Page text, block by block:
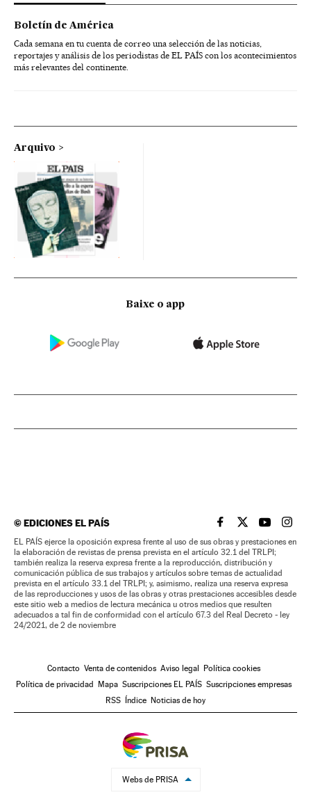
Boletín de América
Cada semana en tu cuenta de correo una selección de las noticias,
reportajes y análisis de los periodistas de EL PAÍS con los acontecimientos
más relevantes del continente.
Arquivo
Baixe o app
©EDICIONES EL PAÍS EL PAÍS BRASIL EN
EL PAÍSEL PAÍS
EL
EL PAÍS ejerce la oposición expresa frente al uso de sus obras y prestaciones en
la elaboración de revistas de prensa prevista en el artículo 32.1 del TRLPI;
también realiza la reserva expresa frente a la reproducción, distribución y
comunicación pública de sus trabajos y artículos sobre temas de actualidad
prevista en el artículo 33.1 del TRLPI; y, asimismo, realiza una reserva expresa
de las reproducciones y usos de las obras y otras prestaciones accesibles desde
este sitio web a medios de lectura mecánica u otros medios que resulten
adecuados a tal fin de conformidad con el artículo 67.3 del Real Decreto - ley
24/2021, de 2 de noviembre
Contacto Venta de contenidos Aviso legal Política cookies
Política de privacidad Mapa Suscripciones EL PAÍS Suscripciones empresas
RSS Índice Noticias de hoy
Webs de PRISA